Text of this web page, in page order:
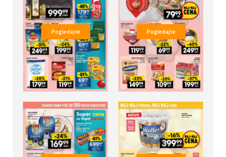
Pogledajte Pogledajte